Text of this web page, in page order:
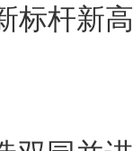
标杆新